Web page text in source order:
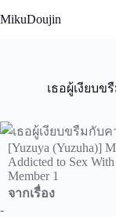
to
MikuDoujin
เธอผู้เงียบข
[Yuzuya (Yuzuha)]
Addicted to Sex
Member 1
จากเรื่อง
-